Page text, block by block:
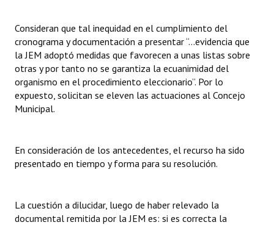
Consideran que tal inequidad en el cumplimiento del
cronograma y documentación a presentar “…evidencia que
la JEM adoptó medidas que favorecen a unas listas sobre
otras y por tanto no se garantiza la ecuanimidad del
organismo en el procedimiento eleccionario”. Por lo
expuesto, solicitan se eleven las actuaciones al Concejo
Municipal.
En consideración de los antecedentes, el recurso ha sido
presentado en tiempo y forma para su resolución.
La cuestión a dilucidar, luego de haber relevado la
documental remitida por la JEM es: si es correcta la